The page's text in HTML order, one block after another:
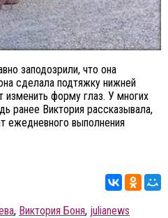
заподозрили, что она
сделала подтяжку нижней
изменить форму глаз. У многих
ранее Виктория рассказывала,
ежедневного выполнения
, Виктория Боня, julianews